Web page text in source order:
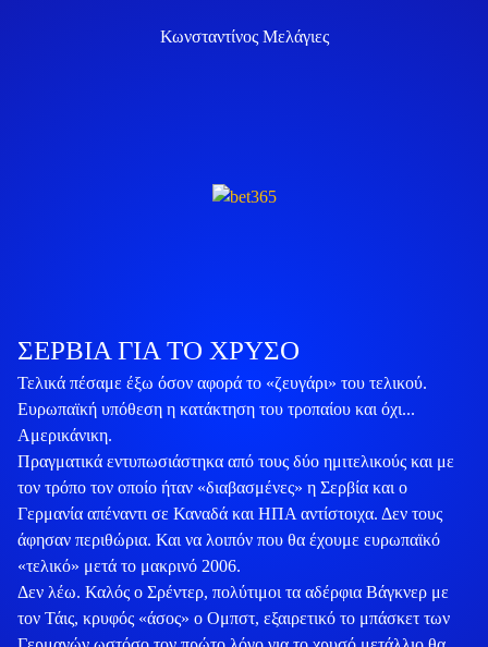
Κωνσταντίνος Μελάγιες
ΣΕΡΒΊΑ ΓΙΑ ΤΟ ΧΡΥΣΌ
Τελικά πέσαμε έξω όσον αφορά το «ζευγάρι» του τελικού.
Ευρωπαϊκή υπόθεση η κατάκτηση του τροπαίου και όχι...
Αμερικάνικη.
Πραγματικά εντυπωσιάστηκα από τους δύο ημιτελικούς και με
τον τρόπο τον οποίο ήταν «διαβασμένες» η Σερβία και ο
Γερμανία απέναντι σε Καναδά και ΗΠΑ αντίστοιχα. Δεν τους
άφησαν περιθώρια. Και να λοιπόν που θα έχουμε ευρωπαϊκό
«τελικό» μετά το μακρινό 2006.
Δεν λέω. Καλός ο Σρέντερ, πολύτιμοι τα αδέρφια Βάγκνερ με
τον Τάις, κρυφός «άσος» ο Ομπστ, εξαιρετικό το μπάσκετ των